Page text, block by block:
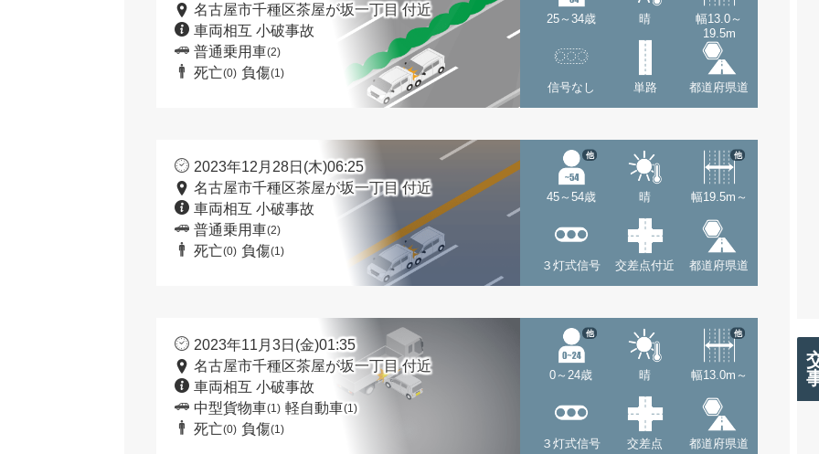
名古屋市千種区茶屋が坂一丁目 付近
車両相互 小破事故
普通乗用車(2)
死亡(0) 負傷(1)
25～34歳 晴
幅13.0～
19.5m
信号なし 単路 都道府県道
2023年12月28日(木)06:25
名古屋市千種区茶屋が坂一丁目 付近
車両相互 小破事故
普通乗用車(2)
死亡(0) 負傷(1)
45～54歳
他
晴 幅19.5m～
他
３灯式信号 交差点付近 都道府県道
2023年11月3日(金)01:35
名古屋市千種区茶屋が坂一丁目 付近
車両相互 小破事故
中型貨物車(1) 軽自動車(1)
死亡(0) 負傷(1)
0～24歳
他
晴 幅13.0m～
他
３灯式信号 交差点 都道府県道